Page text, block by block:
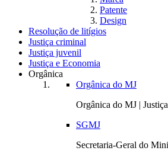
Patente
Design
Resolução de litígios
Justiça criminal
Justiça juvenil
Justiça e Economia
Orgânica
Orgânica do MJ
Orgânica do MJ |
SGMJ
Secretaria-Geral do